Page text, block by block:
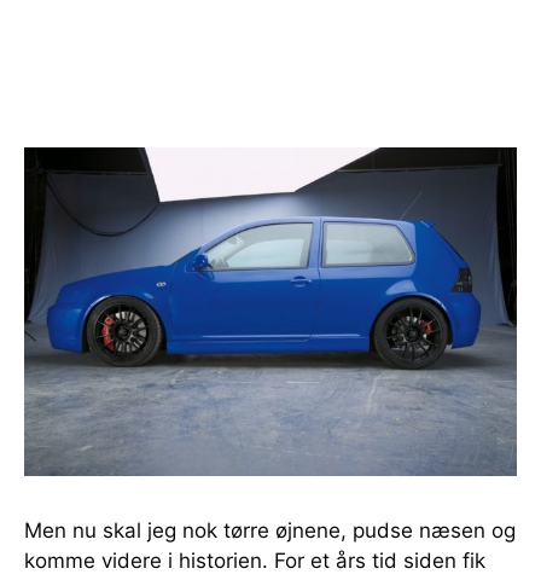
Men nu skal jeg nok tørre øjnene, pudse næsen og
komme videre i historien. For et års tid siden fik